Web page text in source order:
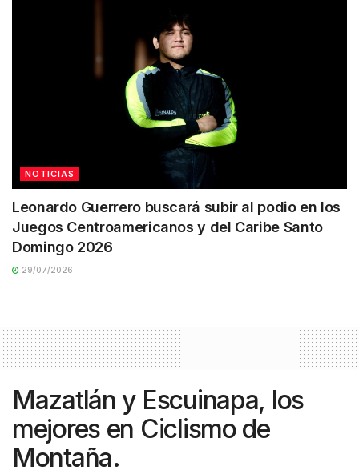
NOTICIAS
Leonardo Guerrero buscará subir al podio en los
Juegos Centroamericanos y del Caribe Santo
Domingo 2026
29/07/2026
Mazatlán y Escuinapa, los
mejores en Ciclismo de
Montaña.